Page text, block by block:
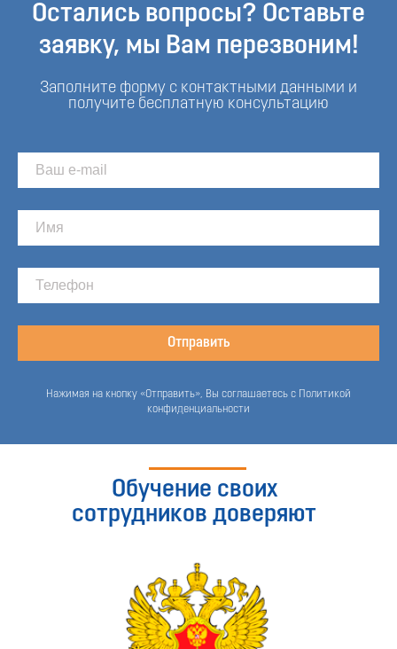
Остались вопросы? Оставьте
заявку, мы Вам перезвоним!
Заполните форму с контактными данными и
получите бесплатную консультацию
Отправить
Нажимая на кнопку «Отправить», Вы соглашаетесь с Политикой
конфиденциальности
Обучение своих
сотрудников доверяют